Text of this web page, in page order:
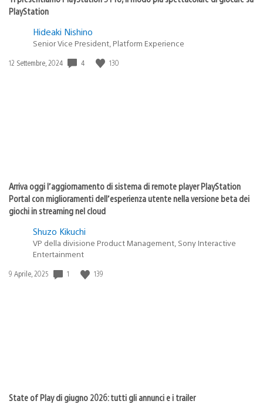
PlayStation
Hideaki Nishino
Senior Vice President, Platform Experience
Data
12 Settembre, 2024 4 130
Arriva oggi l’aggiornamento di sistema di remote player PlayStation
Portal con miglioramenti dell’esperienza utente nella versione beta dei
giochi in streaming nel cloud
Shuzo Kikuchi
VP della divisione Product Management, Sony Interactive
Entertainment
Data
9 Aprile, 2025 1 139
State of Play di giugno 2026: tutti gli annunci e i trailer